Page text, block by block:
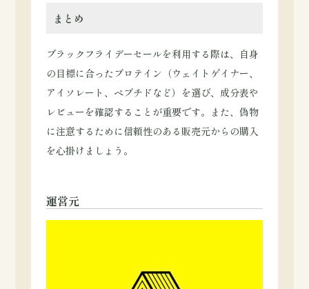
まとめ
ブラックフライデーセールを利用する際は、自身
の目標に合ったプロテイン（ウェイトゲイナー、
アイソレート、ペプチドなど）を選び、成分表や
レビューを確認することが重要です。また、偽物
に注意するために信頼性のある販売元からの購入
を心掛けましょう。
運営元